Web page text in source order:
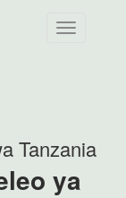
Toggle
Tanzania
ya